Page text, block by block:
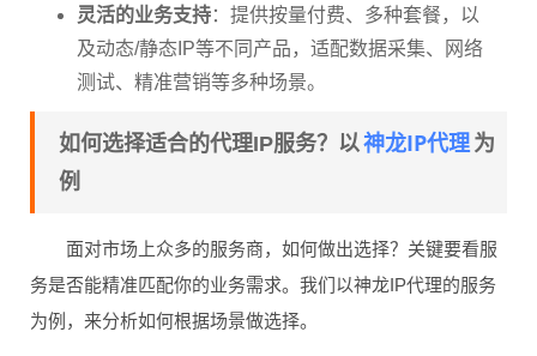
灵活的业务支持：提供按量付费、多种套餐，以
及动态/静态IP等不同产品，适配数据采集、网络
测试、精准营销等多种场景。
如何选择适合的代理IP服务？以神龙IP代理 为
例
面对市场上众多的服务商，如何做出选择？关键要看服
务是否能精准匹配你的业务需求。我们以神龙IP代理的服务
为例，来分析如何根据场景做选择。